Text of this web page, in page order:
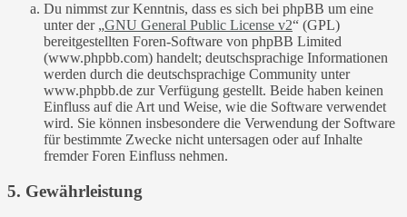
Du nimmst zur Kenntnis, dass es sich bei phpBB um eine
unter der „GNU General Public License v2“ (GPL)
bereitgestellten Foren-Software von phpBB Limited
(www.phpbb.com) handelt; deutschsprachige Informationen
werden durch die deutschsprachige Community unter
www.phpbb.de zur Verfügung gestellt. Beide haben keinen
Einfluss auf die Art und Weise, wie die Software verwendet
wird. Sie können insbesondere die Verwendung der Software
für bestimmte Zwecke nicht untersagen oder auf Inhalte
fremder Foren Einfluss nehmen.
5. Gewährleistung